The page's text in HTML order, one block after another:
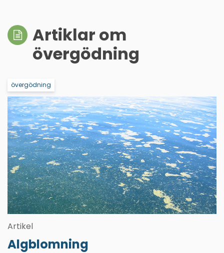
Artiklar om
övergödning
övergödning
Artikel
Algblomning